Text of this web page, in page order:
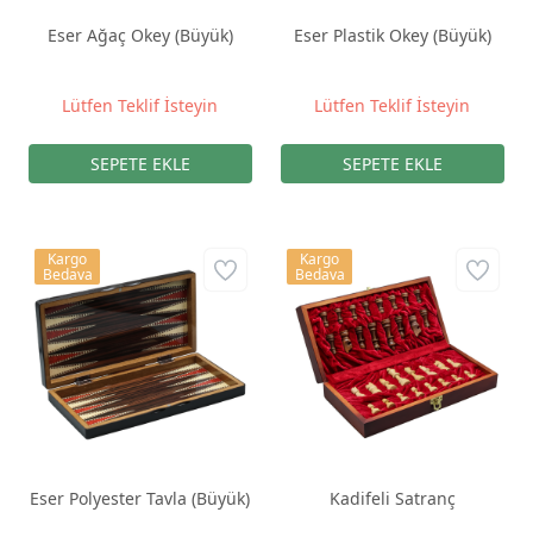
Eser Ağaç Okey (Büyük)
Lütfen Teklif İsteyin
Eser Plastik Okey (Büyük)
Lütfen Teklif İsteyin
Eser Polyester Tavla (Büyük)
Kargo
Bedava
Kadifeli Satranç
Kargo
Bedava